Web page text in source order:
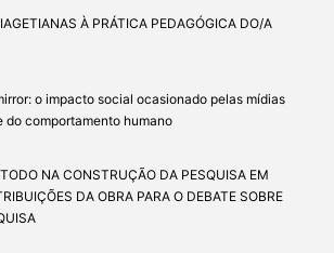
À PRÁTICA PEDAGÓGICA DO/A
o impacto social ocasionado pelas mídias
do comportamento humano
NA CONSTRUÇÃO DA PESQUISA EM
DA OBRA PARA O DEBATE SOBRE